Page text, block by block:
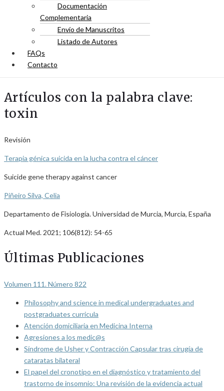
Documentación
Complementaria
Envío de Manuscritos
Listado de Autores
FAQs
Contacto
Artículos con la palabra clave:
toxin
Revisión
Terapia génica suicida en la lucha contra el cáncer
Suicide gene therapy against cancer
Piñeiro Silva, Celia
Departamento de Fisiología. Universidad de Murcia, Murcia, España
Actual Med. 2021; 106(812): 54-65
Últimas Publicaciones
Volumen 111. Número 822
Philosophy and science in medical undergraduates and
postgraduates curricula
Atención domiciliaria en Medicina Interna
Agresiones a los medic@s
Síndrome de Usher y Contracción Capsular tras cirugía de
cataratas bilateral
El papel del cronotipo en el diagnóstico y tratamiento del
trastorno de insomnio: Una revisión de la evidencia actual